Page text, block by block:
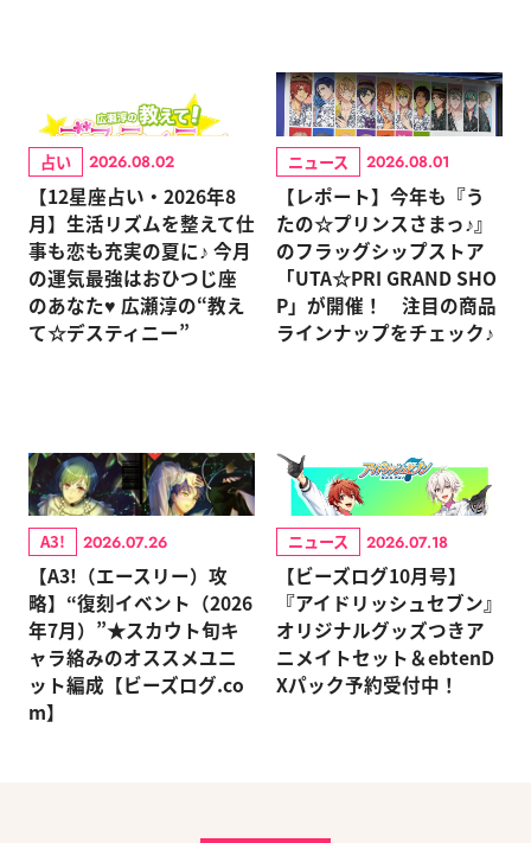
占い 2026.08.02
【12星座占い・2026年8
月】生活リズムを整えて仕
事も恋も充実の夏に♪ 今月
の運気最強はおひつじ座
のあなた♥ 広瀬淳の“教え
て☆デスティニー”
ニュース 2026.08.01
【レポート】今年も『う
たの☆プリンスさまっ♪』
のフラッグシップストア
「UTA☆PRI GRAND SHO
P」が開催！ 注目の商品
ラインナップをチェック♪
A3! 2026.07.26
【A3!（エースリー）攻
略】“復刻イベント（2026
年7月）”★スカウト旬キ
ャラ絡みのオススメユニ
ット編成【ビーズログ.co
m】
ニュース 2026.07.18
【ビーズログ10月号】
『アイドリッシュセブン』
オリジナルグッズつきア
ニメイトセット＆ebtenD
Xパック予約受付中！